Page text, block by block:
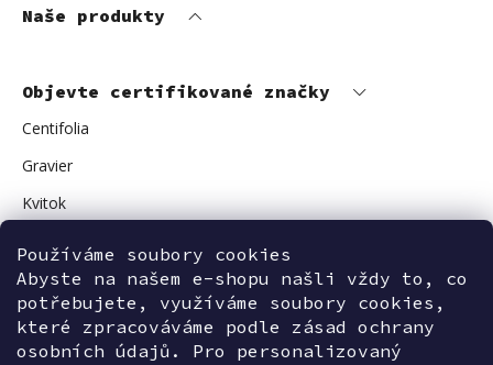
Používáme soubory cookies
Abyste na našem e-shopu našli vždy to, co
potřebujete, využíváme soubory cookies,
které zpracováváme podle zásad ochrany
osobních údajů. Pro personalizovaný
Naše produkty
Objevte certifikované značky
Centifolia
Gravier
Kvitok
Avant Skincare
Sonnentor